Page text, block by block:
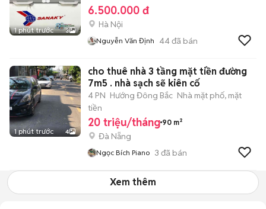
1 phút trước 3
6.500.000 đ
Hà Nội
Nguyễn Văn Định 44đã bán
1 phút trước 4
cho thuê nhà 3 tầng mặt tiền đường
7m5 . nhà sạch sẽ kiên cố
4 PN Hướng Đông Bắc Nhà mặt phố, mặt
tiền
20 triệu/tháng 90 m²
Đà Nẵng
Ngọc Bích Piano 3 đã bán
Xem thêm